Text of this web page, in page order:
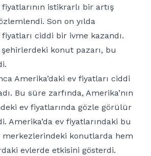
istikrarlı bir artış
Son on yılda
fiyatları ciddi bir ivme kazandı.
konut pazarı, bu
Amerika’daki ev fiyatları ciddi
Bu süre zarfında, Amerika’nın
ev fiyatlarında gözle görülür
Amerika’da ev fiyatlarındaki bu
merkezlerindeki konutlarda hem
evlerde etkisini gösterdi.